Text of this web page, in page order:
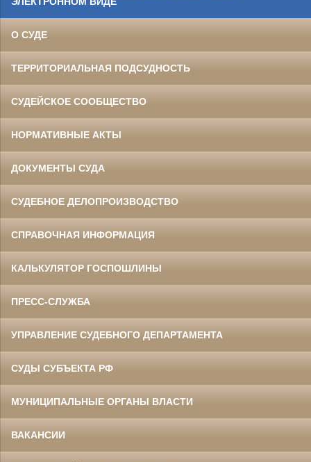
О СУДЕ
ТЕРРИТОРИАЛЬНАЯ ПОДСУДНОСТЬ
СУДЕЙСКОЕ СООБЩЕСТВО
НОРМАТИВНЫЕ АКТЫ
ДОКУМЕНТЫ СУДА
СУДЕБНОЕ ДЕЛОПРОИЗВОДСТВО
СПРАВОЧНАЯ ИНФОРМАЦИЯ
КАЛЬКУЛЯТОР ГОСПОШЛИНЫ
ПРЕСС-СЛУЖБА
УПРАВЛЕНИЕ СУДЕБНОГО ДЕПАРТАМЕНТА
СУДЫ СУБЪЕКТА РФ
МУНИЦИПАЛЬНЫЕ ОРГАНЫ ВЛАСТИ
ВАКАНСИИ